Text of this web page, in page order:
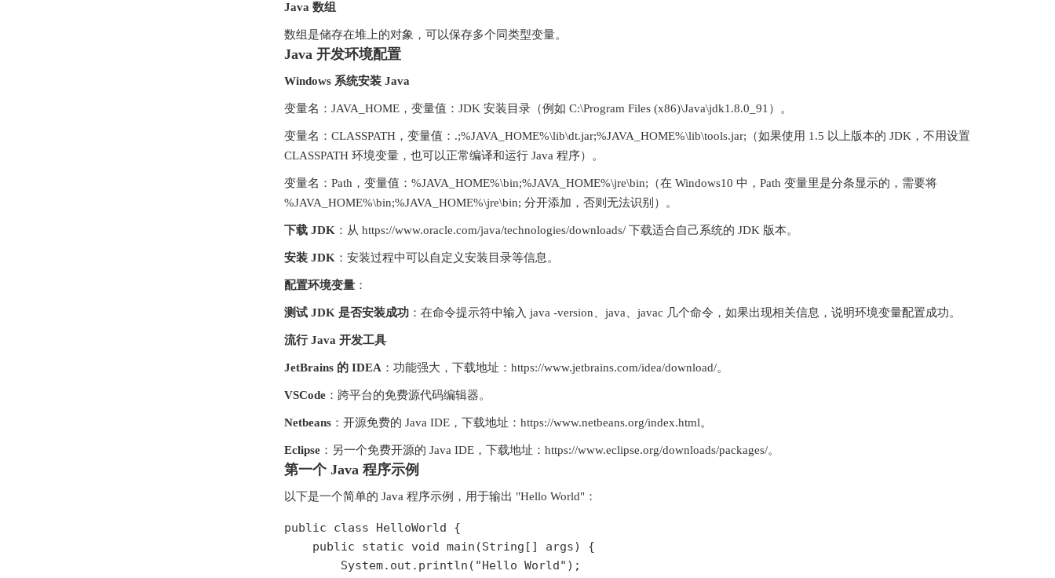
Java 数组
数组是储存在堆上的对象，可以保存多个同类型变量。
Java 开发环境配置
Windows 系统安装 Java
变量名：JAVA_HOME，变量值：JDK 安装目录（例如 C:\Program Files (x86)\Java\jdk1.8.0_91）。
变量名：CLASSPATH，变量值：.;%JAVA_HOME%\lib\dt.jar;%JAVA_HOME%\lib\tools.jar;（如果使用 1.5 以上版本的 JDK，不用设置
CLASSPATH 环境变量，也可以正常编译和运行 Java 程序）。
变量名：Path，变量值：%JAVA_HOME%\bin;%JAVA_HOME%\jre\bin;（在 Windows10 中，Path 变量里是分条显示的，需要将
%JAVA_HOME%\bin;%JAVA_HOME%\jre\bin; 分开添加，否则无法识别）。
下载 JDK ：从 https://www.oracle.com/java/technologies/downloads/ 下载适合自己系统的 JDK 版本。
安装 JDK ：安装过程中可以自定义安装目录等信息。
配置环境变量 ：
测试 JDK 是否安装成功 ：在命令提示符中输入 java -version、java、javac 几个命令，如果出现相关信息，说明环境变量配置成功。
流行 Java 开发工具
JetBrains 的 IDEA ：功能强大，下载地址：https://www.jetbrains.com/idea/download/。
VSCode ：跨平台的免费源代码编辑器。
Netbeans ：开源免费的 Java IDE，下载地址：https://www.netbeans.org/index.html。
Eclipse ：另一个免费开源的 Java IDE，下载地址：https://www.eclipse.org/downloads/packages/。
第一个 Java 程序示例
以下是一个简单的 Java 程序示例，用于输出 "Hello World"：
public class HelloWorld {
public static void main(String[] args) {
System.out.println("Hello World");